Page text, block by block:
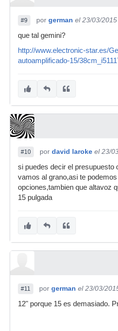
#9 por german el 23/03/2015
que tal gemini?
http://www.electronic-star.es/
autoamplificado-15/
#10 por david laroke el 23/
si puedes decir el presupuesto
vamos al grano,asi te
opciones,tambien que altavoz
15 pulgada
#11 por german el 23/03/
12" porque 15 es demasiado.